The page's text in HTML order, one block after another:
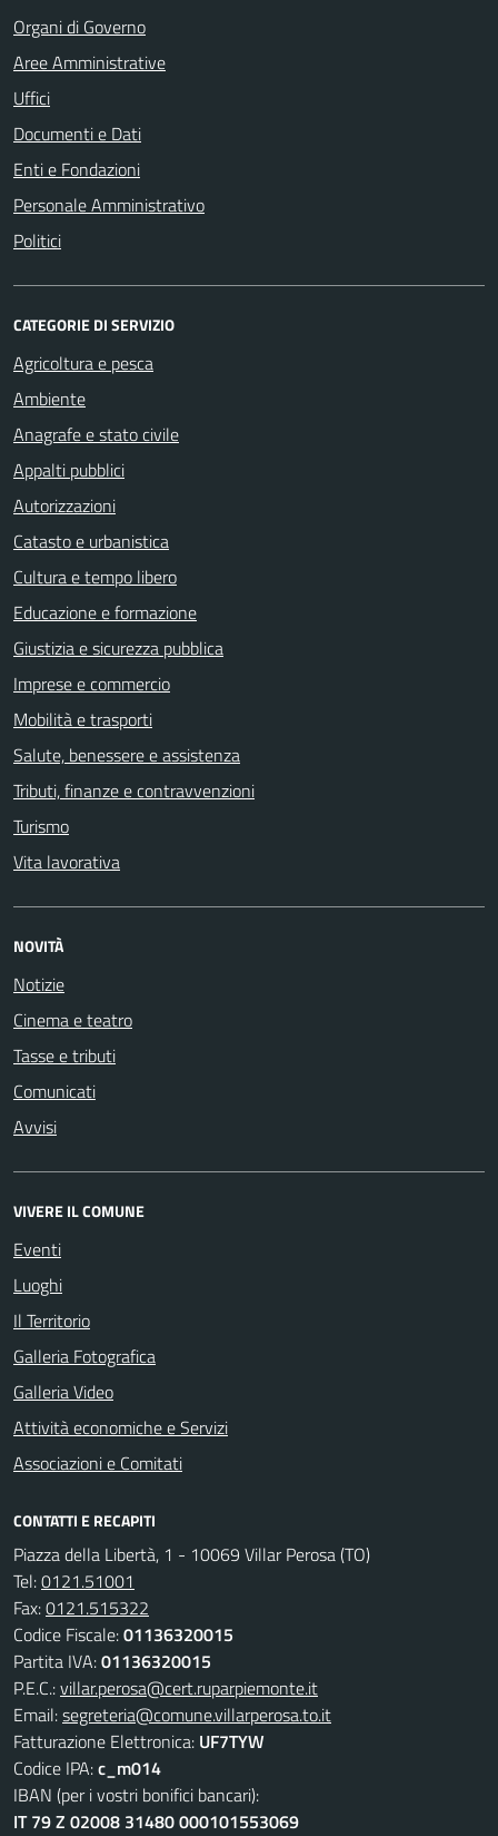
Organi di Governo
Aree Amministrative
Uffici
Documenti e Dati
Enti e Fondazioni
Personale Amministrativo
Politici
CATEGORIE DI SERVIZIO
Agricoltura e pesca
Ambiente
Anagrafe e stato civile
Appalti pubblici
Autorizzazioni
Catasto e urbanistica
Cultura e tempo libero
Educazione e formazione
Giustizia e sicurezza pubblica
Imprese e commercio
Mobilità e trasporti
Salute, benessere e assistenza
Tributi, finanze e contravvenzioni
Turismo
Vita lavorativa
NOVITÀ
Notizie
Cinema e teatro
Tasse e tributi
Comunicati
Avvisi
VIVERE IL COMUNE
Eventi
Luoghi
Il Territorio
Galleria Fotografica
Galleria Video
Attività economiche e Servizi
Associazioni e Comitati
CONTATTI E RECAPITI
Piazza della Libertà, 1 - 10069 Villar Perosa (TO)
Tel:0121.51001
Fax:0121.515322
Codice Fiscale:01136320015
Partita IVA:01136320015
P.E.C.:villar.perosa@cert.ruparpiemonte.it
Email:segreteria@comune.villarperosa.to.it
Fatturazione Elettronica: UF7TYW
Codice IPA:c_m014
IBAN (per i vostri bonifici bancari):
IT 79 Z 02008 31480 000101553069